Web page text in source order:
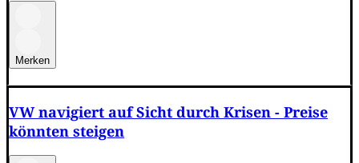
Merken
VW navigiert auf Sicht durch Krisen - Preise
könnten steigen